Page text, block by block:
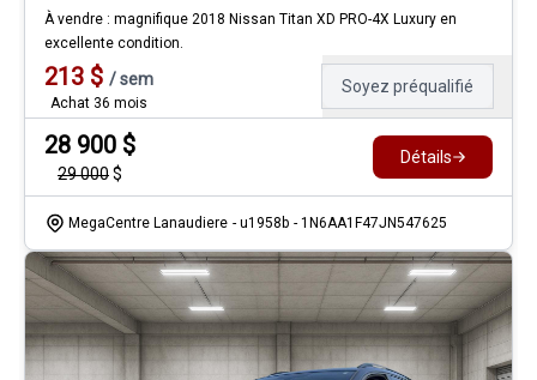
À vendre : magnifique 2018 Nissan Titan XD PRO-4X Luxury en
excellente condition.
213 $ /sem
Achat 36 mois
Soyez préqualifié
28 900 $
29 000$
Détails
MegaCentre Lanaudiere - u1958b - 1N6AA1F47JN547625